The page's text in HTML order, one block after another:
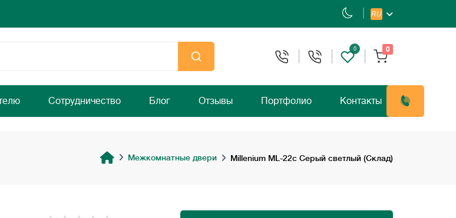
и уюта вашего дома
и уюта вашего дома
RU
0 0
Сотрудничество Блог Отзывы Портфолио Контакты
Межкомнатные двери Millenium ML-22с Серый светлый (Склад)